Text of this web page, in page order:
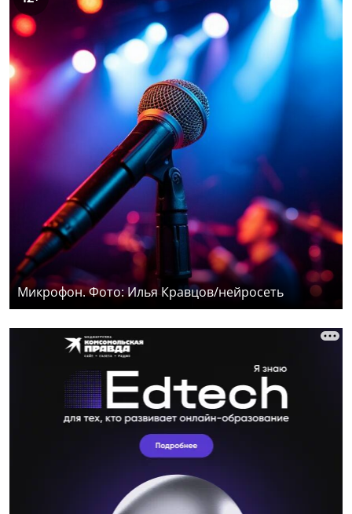
Микрофон. Фото: Илья Кравцов/нейросеть